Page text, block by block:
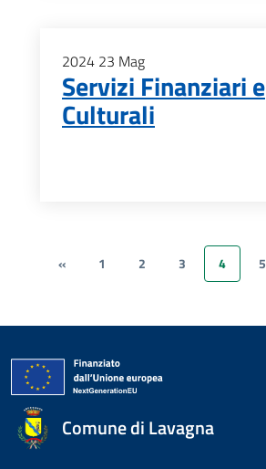
2024 23 Mag
Servizi Finanziari e
Culturali
« 1 2 3 4 5
Comune di Lavagna